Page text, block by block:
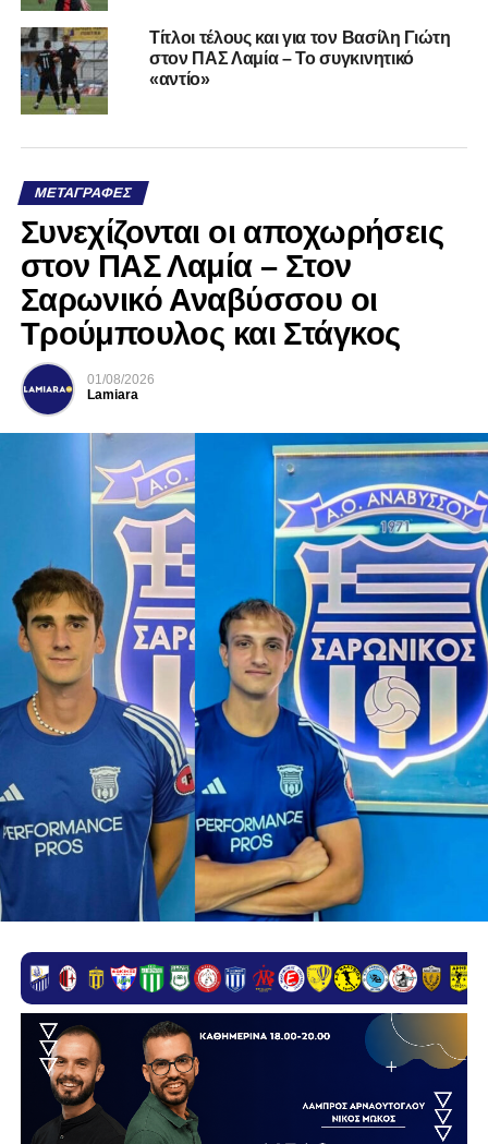
Τίτλοι τέλους και για τον Βασίλη Γιώτη
στον ΠΑΣ Λαμία – Το συγκινητικό
«αντίο»
ΜΕΤΑΓΡΑΦΈΣ
Συνεχίζονται οι αποχωρήσεις
στον ΠΑΣ Λαμία – Στον
Σαρωνικό Αναβύσσου οι
Τρούμπουλος και Στάγκος
01/08/2026
Lamiara